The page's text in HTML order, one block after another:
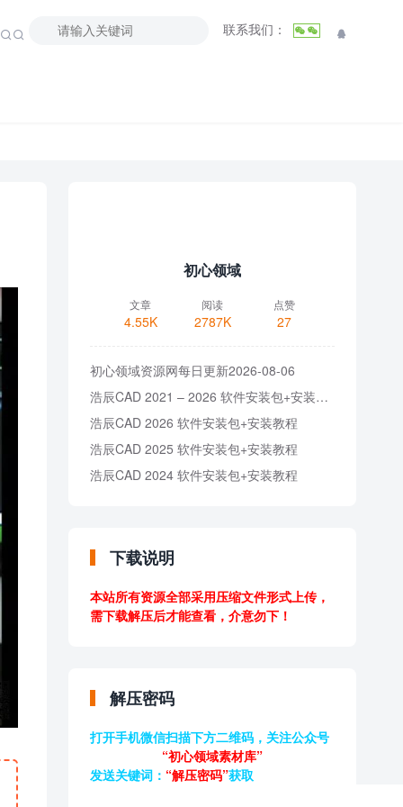
联系我们：  

初心领域
文章
4.55K
阅读
2787K
点赞
27
初心领域资源网每日更新2026-08-06
浩辰CAD 2021 – 2026 软件安装包+安装教程
浩辰CAD 2026 软件安装包+安装教程
浩辰CAD 2025 软件安装包+安装教程
浩辰CAD 2024 软件安装包+安装教程
下载说明
本站所有资源全部采用压缩文件形式上传，
需下载解压后才能查看，介意勿下！
解压密码
打开手机微信扫描下方二维码，关注公众号
“初心领域素材库”
发送关键词： “解压密码”获取